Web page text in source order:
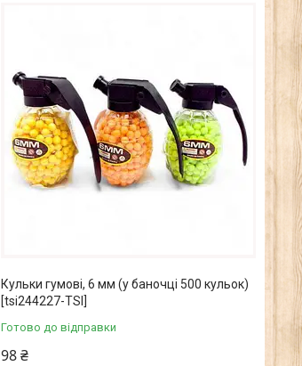
Кульки гумові, 6 мм (у баночці 500 кульок)
[tsi244227-TSI]
Готово до відправки
98 ₴